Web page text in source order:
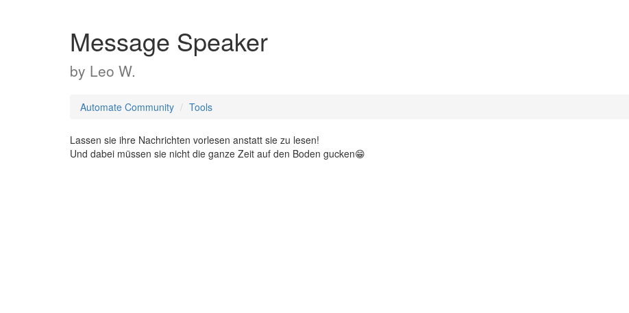
Message Speaker
by Leo W.
Automate Community Tools
Lassen sie ihre Nachrichten vorlesen anstatt sie zu lesen!
Und dabei müssen sie nicht die ganze Zeit auf den Boden gucken😁